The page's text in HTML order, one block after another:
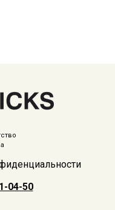
04-50